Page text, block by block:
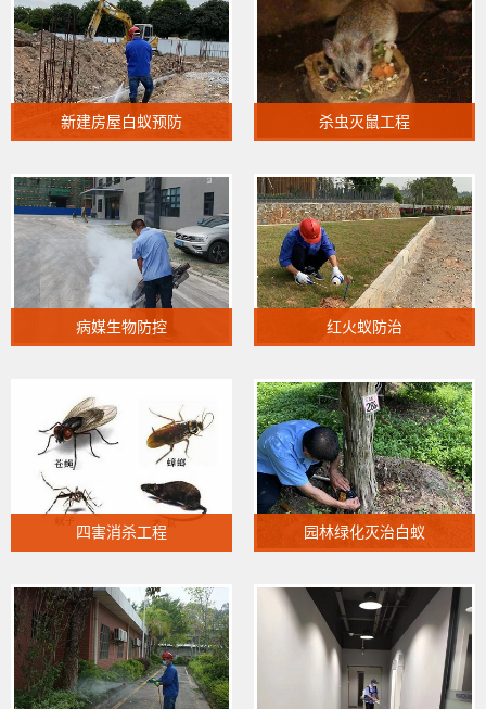
新建房屋白蚁预防 杀虫灭鼠工程
病媒生物防控 红火蚁防治
四害消杀工程 园林绿化灭治白蚁